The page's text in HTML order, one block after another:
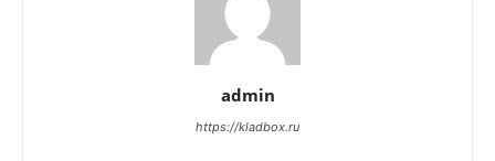
admin
https://kladbox.ru